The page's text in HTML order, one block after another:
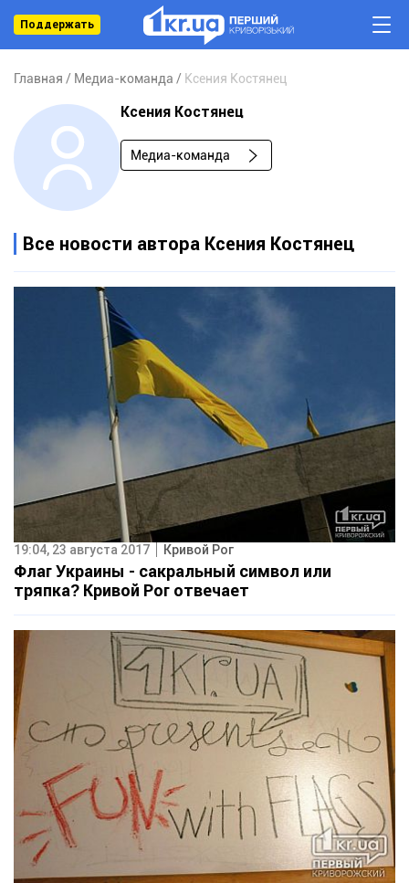
Поддержать
Главная Медиа-команда Ксения Костянец
Ксения Костянец
Медиа-команда
Все новости автора Ксения Костянец
19:04, 23 августа 2017 Кривой Рог
Флаг Украины - сакральный символ или
тряпка? Кривой Рог отвечает